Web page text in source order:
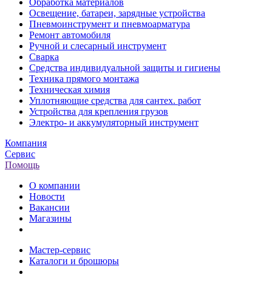
Освещение, батареи, зарядные устройства
Пневмоинструмент и пневмоарматура
Ремонт автомобиля
Ручной и слесарный инструмент
Сварка
Средства индивидуальной защиты и гигиены
Техника прямого монтажа
Техническая химия
Уплотняющие средства для сантех. работ
Устройства для крепления грузов
Электро- и аккумуляторный инструмент
Компания
Сервис
Помощь
О компании
Новости
Вакансии
Магазины
Мастер-сервис
Каталоги и брошюры